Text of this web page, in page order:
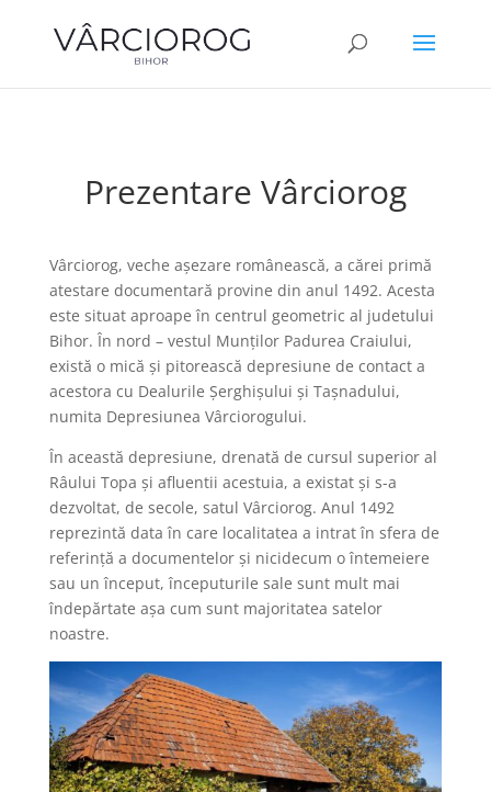
Prezentare Vârciorog
Vârciorog, veche așezare românească, a cărei primă
atestare documentară provine din anul 1492. Acesta
este situat aproape în centrul geometric al judetului
Bihor. În nord – vestul Munților Padurea Craiului,
există o mică și pitorească depresiune de contact a
acestora cu Dealurile Șerghișului și Tașnadului,
numita Depresiunea Vârciorogului.
În această depresiune, drenată de cursul superior al
Râului Topa și afluentii acestuia, a existat și s-a
dezvoltat, de secole, satul Vârciorog. Anul 1492
reprezintă data în care localitatea a intrat în sfera de
referință a documentelor și nicidecum o întemeiere
sau un început, începuturile sale sunt mult mai
îndepărtate așa cum sunt majoritatea satelor
noastre.